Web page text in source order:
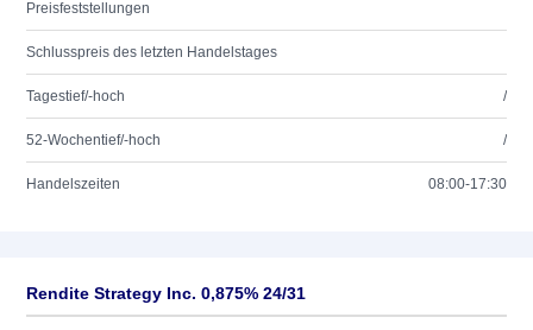
Preisfeststellungen
Schlusspreis des letzten Handelstages
Tagestief/-hoch /
52-Wochentief/-hoch /
Handelszeiten 08:00-17:30
Rendite Strategy Inc. 0,875% 24/31